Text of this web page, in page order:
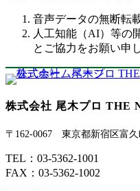
音声データの無断転
人工知能（AI）等の
とご協力をお願い申
株式会社 尾木プロ THE
〒162-0067 東京都新宿区富久
TEL：03-5362-1001
FAX：03-5362-1002